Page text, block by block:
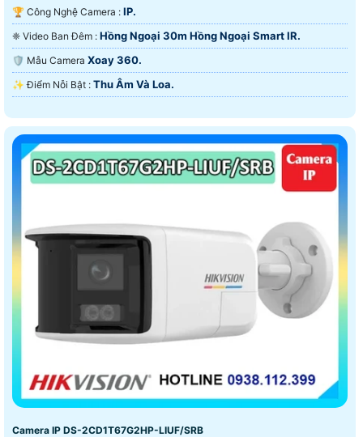
🏆 Công Nghệ Camera : IP.
❈ Video Ban Đêm : Hồng Ngoại 30m Hồng Ngoại Smart IR.
🛡 Mẫu Camera Xoay 360.
️✨ Điểm Nỗi Bật : Thu Âm Và Loa.
Camera IP DS-2CD1T67G2HP-LIUF/SRB